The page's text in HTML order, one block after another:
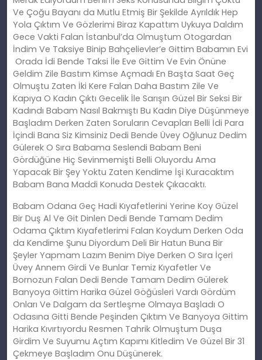
Ve Çoğu Bayanı da Mutlu Etmiş Bir Şekilde Ayrıldık Hep
Yola Çıktım Ve Gözlerimi Biraz Kapattım Uykuya Daldım
Gece Vakti Falan İstanbul’da Olmuştum Otogardan
İndim Ve Taksiye Binip Bahçelievler’e Gittim Babamın Evi
Orada İdi Bende Taksi İle Eve Gittim Ve Evin Önüne
Geldim Zile Bastım Kimse Açmadı En Başta Saat Geç
Olmuştu Zaten İki Kere Falan Daha Bastım Zile Ve
Kapıya O Kadın Çıktı Gecelik İle Sarışın Güzel Bir Seksi Bir
Kadındı Babam Nasıl Bakmıştı Bu Kadın Diye Düşünmeye
Başladım Derken Zaten Soruların Cevapları Belli İdi Para
İçindi Bana Siz Kimsiniz Dedi Bende Üvey Oğlunuz Dedim
Gülerek O Sıra Babama Seslendi Babam Beni
Gördüğüne Hiç Sevinmemişti Belli Oluyordu Ama
Yapacak Bir Şey Yoktu Zaten Kendime İşi Kuracaktım
Babam Bana Maddi Konuda Destek Çıkacaktı.
Babam Odana Geç Hadi Kıyafetlerini Yerine Koy Güzel
Bir Duş Al Ve Git Dinlen Dedi Bende Tamam Dedim
Odama Çıktım Kıyafetlerimi Falan Koydum Derken Oda
da Kendime Şunu Diyordum Deli Bir Hatun Buna Bir
Şeyler Yapmam Lazım Benim Diye Derken O Sıra İçeri
Üvey Annem Girdi Ve Bunlar Temiz Kıyafetler Ve
Bornozun Falan Dedi Bende Tamam Dedim Gülerek
Banyoya Gittim Harika Güzel Göğüsleri Vardı Gördüm
Onları Ve Dalgam da Sertleşme Olmaya Başladı O
Odasına Gitti Bende Peşinden Çıktım Ve Banyoya Gittim
Harika Kıvırtıyordu Resmen Tahrik Olmuştum Duşa
Girdim Ve Suyumu Açtım Kapımı Kitledim Ve Güzel Bir 31
Çekmeye Başladım Onu Düşünerek.